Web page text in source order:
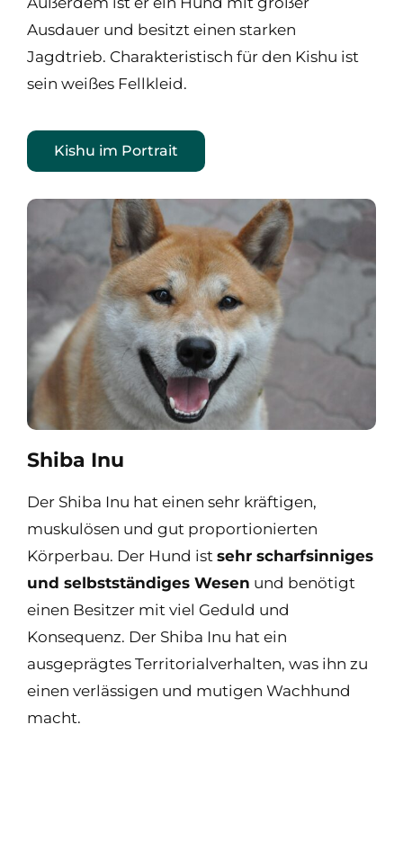
Ausdauer und besitzt einen starken
Jagdtrieb. Charakteristisch für den Kishu ist
sein weißes Fellkleid.
Kishu im Portrait
Shiba Inu
Der Shiba Inu hat einen sehr kräftigen,
muskulösen und gut proportionierten
Körperbau. Der Hund ist sehr scharfsinniges
und selbstständiges Wesen und benötigt
einen Besitzer mit viel Geduld und
Konsequenz. Der Shiba Inu hat ein
ausgeprägtes Territorialverhalten, was ihn zu
einen verlässigen und mutigen Wachhund
macht.